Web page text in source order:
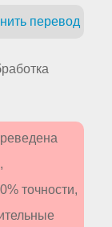
перевод
точности,